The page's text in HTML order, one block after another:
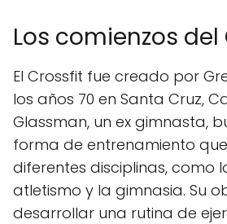
Los comienzos
El Crossfit fue creado por
los años 70 en Santa Cruz,
Glassman, un ex gimnasta,
forma de entrenamiento
diferentes disciplinas, como
atletismo y la gimnasia. Su
desarrollar una rutina de